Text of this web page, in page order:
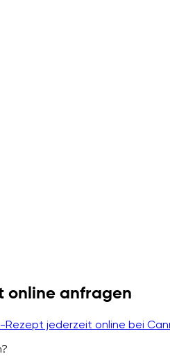
online anfragen
Rezept jederzeit online bei